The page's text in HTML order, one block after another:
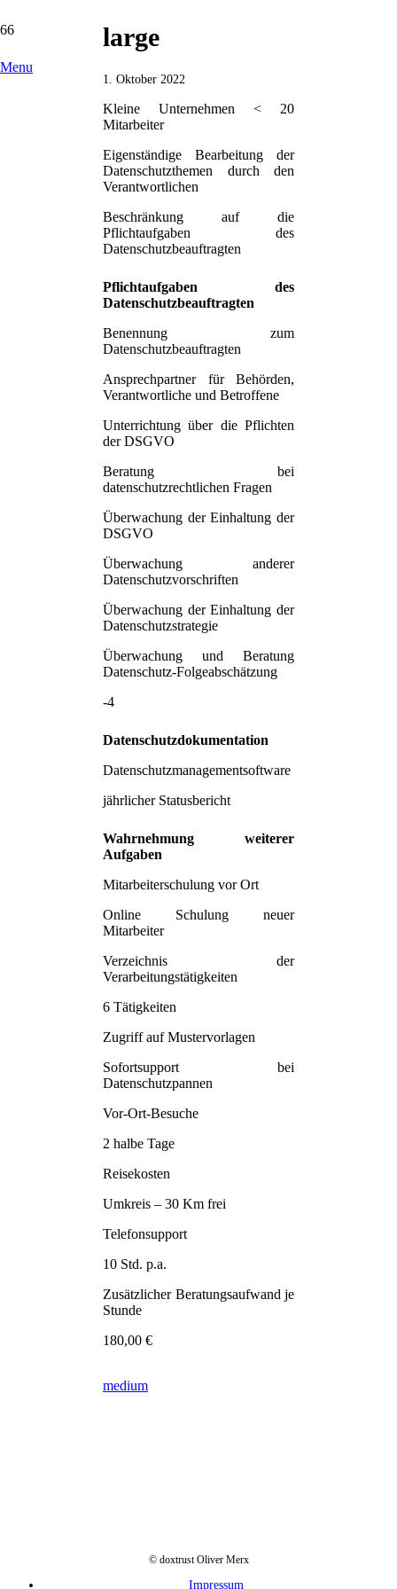
Menu
large
1. Oktober 2022
Kleine Unternehmen < 20
Mitarbeiter
Eigenständige Bearbeitung der
Datenschutzthemen durch den
Verantwortlichen
Beschränkung auf die
Pflichtaufgaben des
Datenschutzbeauftragten
Pflichtaufgaben des
Datenschutzbeauftragten
Benennung zum
Datenschutzbeauftragten
Ansprechpartner für Behörden,
Verantwortliche und Betroffene
Unterrichtung über die Pflichten
der DSGVO
Beratung bei
datenschutzrechtlichen Fragen
Überwachung der Einhaltung der
DSGVO
Überwachung anderer
Datenschutzvorschriften
Überwachung der Einhaltung der
Datenschutzstrategie
Überwachung und Beratung
Datenschutz-Folgeabschätzung
-4
Datenschutzdokumentation
Datenschutzmanagementsoftware
jährlicher Statusbericht
Wahrnehmung weiterer
Aufgaben
Mitarbeiterschulung vor Ort
Online Schulung neuer
Mitarbeiter
Verzeichnis der
Verarbeitungstätigkeiten
6 Tätigkeiten
Zugriff auf Mustervorlagen
Sofortsupport bei
Datenschutzpannen
Vor-Ort-Besuche
2 halbe Tage
Reisekosten
Umkreis – 30 Km frei
Telefonsupport
10 Std. p.a.
Zusätzlicher Beratungsaufwand je
Stunde
180,00 €
medium
© doxtrust Oliver Merx
Impressum